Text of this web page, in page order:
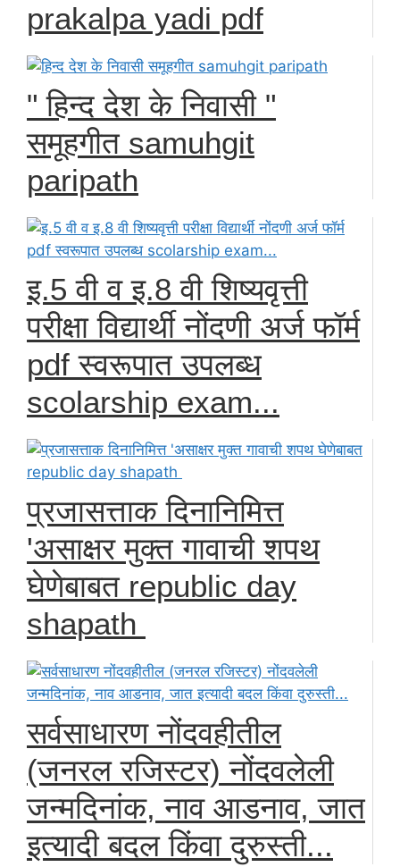
prakalpa yadi pdf
" हिन्द देश के निवासी "
समूहगीत samuhgit
paripath
इ.5 वी व इ.8 वी शिष्यवृत्ती
परीक्षा विद्यार्थी नोंदणी अर्ज फॉर्म
pdf स्वरूपात उपलब्ध
scolarship exam...
प्रजासत्ताक दिनानिमित्त
'असाक्षर मुक्त गावाची शपथ
घेणेबाबत republic day
shapath
सर्वसाधारण नोंदवहीतील
(जनरल रजिस्टर) नोंदवलेली
जन्मदिनांक, नाव आडनाव, जात
इत्यादी बदल किंवा दुरुस्ती...